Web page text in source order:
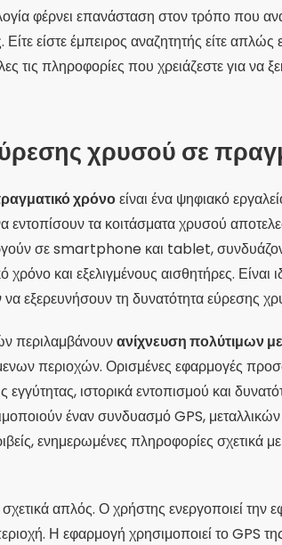
φέρνει επανάσταση στον τρόπο που
είστε έμπειρος αναζητητής είτε απλώς
τις πληροφορίες που χρειάζεστε για να
χρυσού σε
χρόνοείναι ένα ψηφιακό
εντοπίσουν τα κοιτάσματα χρυσού
σε smartphone και tablet,
και εξελιγμένους αισθητήρες. Είναι
να εξερευνήσουν τη δυνατότητα εύρεσης
περιλαμβάνουνανίχνευση πολύτιμων
περιοχών. Ορισμένες εφαρμογές
εγγύτητας, ιστορικά εντοπισμού και
έναν συνδυασμό GPS,
ενημερωμένες πληροφορίες σχετικά
απλός. Ο χρήστης ενεργοποιεί την
Η εφαρμογή χρησιμοποιεί το GPS